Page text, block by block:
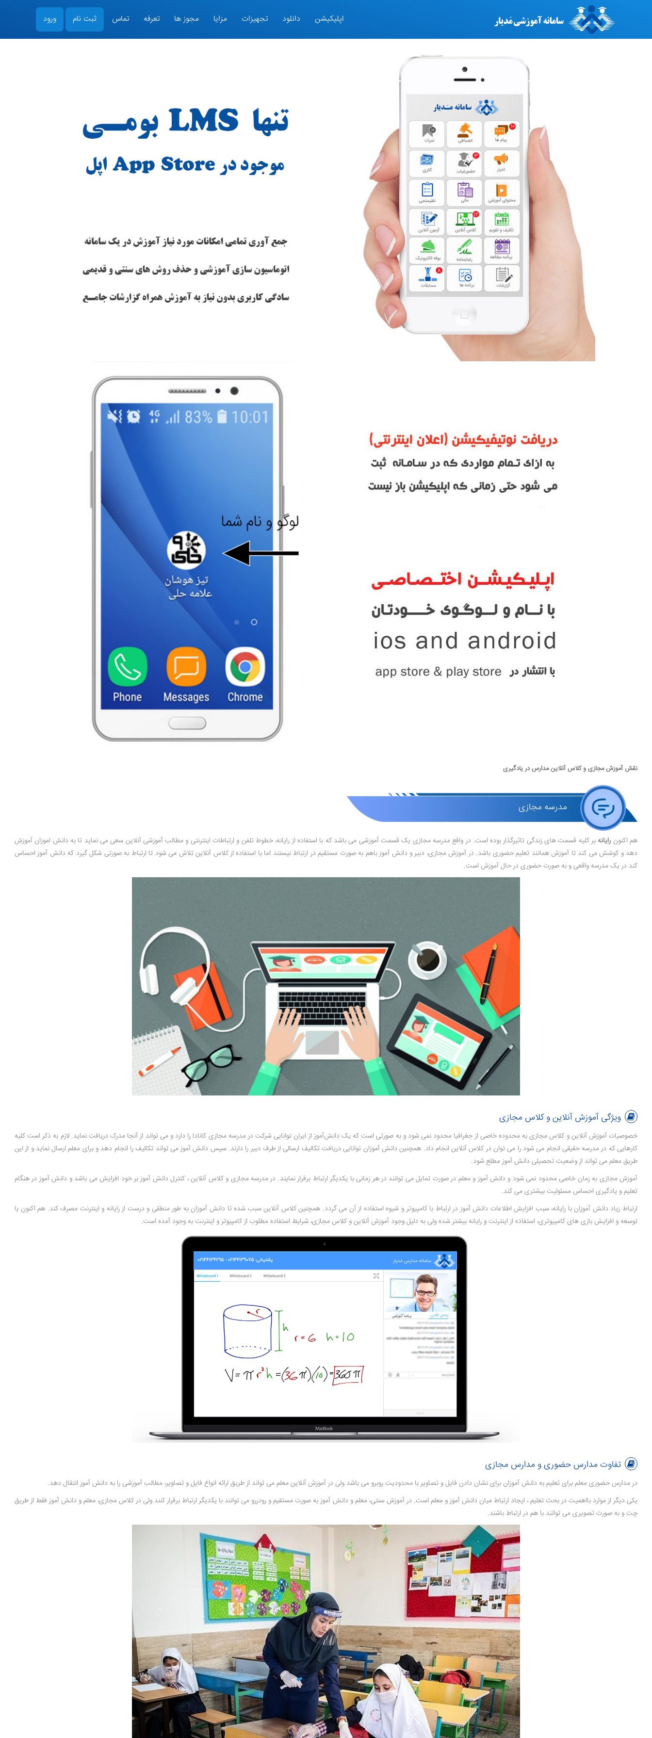
اپلیکیشن دانلود تجهیزات مزایا مجوز ها تعرفه تماس ثبت نام ورود
نقش آموزش مجازی و کلاس آنلاین مدارس در یادگیری
مدرسه مجازی
هم اکنون رایانه بر کلیه قسمت های زندگی تاثیرگذار بوده است. در واقع مدرسه مجازی یک قسمت آموزشی می باشد که با استفاده از رایانه، خطوط تلفن و ارتباطات اینترنتی و مطالب آموزشی آنلاین سعی می نماید تا به دانش اموزان آموزش
دهد و کوشش می کند تا آموزش همانند تعلیم حضوری باشد. در آموزش مجازی، دبیر و دانش آموز باهم به صورت مستقیم در ارتباط نیستند اما با استفاده از کلاس آنلاین تلاش می شود تا ارتباط به صورتی شکل گیرد که دانش آموز احساس
کند در یک مدرسه واقعی و به صورت حضوری در حال آموزش است.
ویژگی آموزش آنلاین و کلاس مجازی
خصوصیات آموزش آنلاین و کلاس مجازی به محدوده خاصی از جغرافیا محدود نمی شود و به صورتی است که یک دانش‌آموز از ایران توانایی شرکت در مدرسه‌ مجازی کانادا را دارد و می تواند از آنجا مدرک دریافت نماید. لازم به ذکر است کلیه
کارهایی که در مدرسه حقیقی انجام می شود را می توان در کلاس آنلاین انجام داد. همچنین دانش آموزان توانایی دریافت تکالیف ارسالی از طرف دبیر را دارند. سپس دانش آموز می تواند تکالیف را انجام دهد و برای معلم ارسال نماید و از این
طریق معلم می تواند از وضعیت تحصیلی دانش آموز مطلع شود.
آموزش مجازی به زمان خاصی محدود نمی شود و دانش آموز و معلم در صورت تمایل می توانند در هر زمانی با یکدیگر ارتباط برقرار نمایند. در مدرسه مجازی و کلاس آنلاین ، کنترل دانش آموز بر خود افزایش می باشد و دانش آموز در هنگام
تعلیم و یادگیری احساس مسئولیت بیشتری می کند.
ارتباط زیاد دانش آموزان با رایانه، سبب افزایش اطلاعات دانش آموز در ارتباط با کامپیوتر و شیوه استفاده از آن می گردد. همچنین کلاس آنلاین سبب شده تا دانش آموزان به طور منطقی و درست از رایانه و اینترنت مصرف کند. هم اکنون با
توسعه و افزایش بازی های کامپیوتری، استفاده از اینترنت و رایانه بیشتر شده ولی به دلیل وجود آموزش آنلاین و کلاس مجازی، شرایط استفاده مطلوب از کامپیوتر و اینترنت به وجود آمده است.
تفاوت مدارس حضوری و مدارس مجازی
در مدارس حضوری معلم برای تعلیم به دانش آموزان برای نشان دادن فایل و تصاویر با محدودیت روبرو می باشد ولی در آموزش آنلاین معلم می تواند از طریق ارائه انواع فایل و تصاویر، مطالب آموزشی را به دانش آموز انتقال دهد.
یکی دیگر از موارد بااهمیت در بحث تعلیم ، ایجاد ارتباط میان دانش آموز و معلم است. در آموزش سنتی، معلم و دانش آموز به صورت مستقیم و رودررو می توانند با یکدیگر ارتباط برقرار کنند ولی در کلاس مجازی، معلم و دانش آموز فقط از طریق
چت و به صورت تصویری می توانند با هم در ارتباط باشند.